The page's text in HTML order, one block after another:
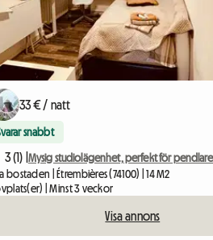
33 € / natt
snabbt
3 (1) | Mysig studiolägenhet, perfekt för
bostaden | Étrembières (74100) | 14 M2
| Minst 3 veckor
Visa annons